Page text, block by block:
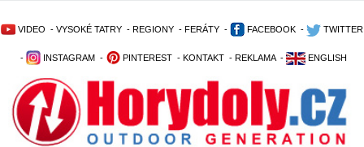
VIDEO - VYSOKÉ TATRY - REGIONY - FERÁTY - FACEBOOK - TWITTER
- INSTAGRAM - PINTEREST - KONTAKT - REKLAMA - ENGLISH